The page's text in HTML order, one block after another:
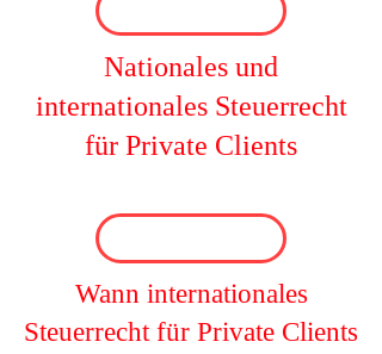
Nationales und
internationales Steuerrecht
für Private Clients
Wann internationales
Steuerrecht für Private Clients